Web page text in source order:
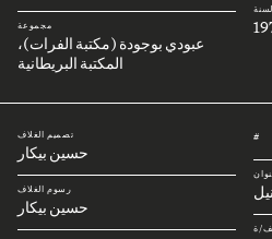
مجموعة
عبودي بوجودة (مكتبة الفرات)،
المكتبة البريطانية
#
ة
تصميم الغلاف
حسين بيكار
رسوم الغلاف
حسين بيكار